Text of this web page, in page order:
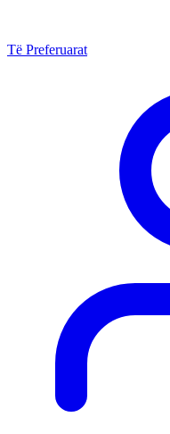
Të Preferuarat